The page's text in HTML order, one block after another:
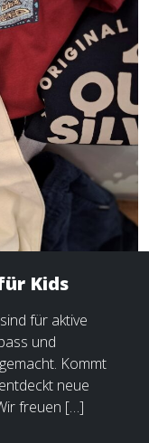
Kids
für aktive
und
Kommt
neue
freuen […]